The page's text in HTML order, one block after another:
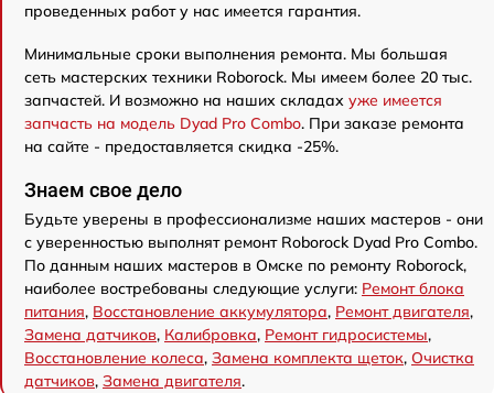
проведенных работ у нас имеется гарантия.
Минимальные сроки выполнения ремонта. Мы большая
сеть мастерских техники Roborock. Мы имеем более 20 тыс.
запчастей. И возможно на наших складах уже имеется
запчасть на модель Dyad Pro Combo. При заказе ремонта
на сайте - предоставляется скидка -25%.
Знаем свое дело
Будьте уверены в профессионализме наших мастеров - они
с уверенностью выполнят ремонт Roborock Dyad Pro Combo.
По данным наших мастеров в Омске по ремонту Roborock,
наиболее востребованы следующие услуги: Ремонт блока
питания, Восстановление аккумулятора, Ремонт двигателя,
Замена датчиков, Калибровка, Ремонт гидросистемы,
Восстановление колеса, Замена комплекта щеток, Очистка
датчиков, Замена двигателя.